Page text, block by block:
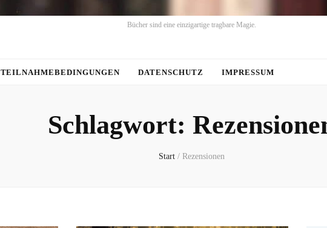
Bücher sind eine einzigartige tragbare Magie.
TEILNAHMEBEDINGUNGEN DATENSCHUTZ IMPRESSUM
Schlagwort:
Start / Rezensionen